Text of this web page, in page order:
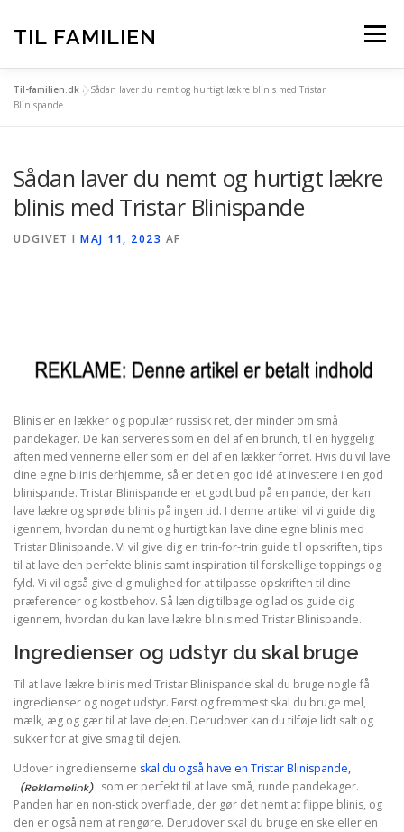
indhold
TIL FAMILIEN Menu
FORSIDE
TIL-FAMILIEN.DK – BAG OM
Til-familien.dk »Sådan laver du nemt og hurtigt lækre blinis med Tristar
Blinispande
Sådan laver du nemt og hurtigt lækre
blinis med Tristar Blinispande
UDGIVET I MAJ 11, 2023 AF
Blinis er en lækker og populær russisk ret, der minder om små
pandekager. De kan serveres som en del af en brunch, til en hyggelig
aften med vennerne eller som en del af en lækker forret. Hvis du vil lave
dine egne blinis derhjemme, så er det en god idé at investere i en god
blinispande. Tristar Blinispande er et godt bud på en pande, der kan
lave lækre og sprøde blinis på ingen tid. I denne artikel vil vi guide dig
igennem, hvordan du nemt og hurtigt kan lave dine egne blinis med
Tristar Blinispande. Vi vil give dig en trin-for-trin guide til opskriften, tips
til at lave den perfekte blinis samt inspiration til forskellige toppings og
fyld. Vi vil også give dig mulighed for at tilpasse opskriften til dine
præferencer og kostbehov. Så læn dig tilbage og lad os guide dig
igennem, hvordan du kan lave lækre blinis med Tristar Blinispande.
Ingredienser og udstyr du skal bruge
Til at lave lækre blinis med Tristar Blinispande skal du bruge nogle få
ingredienser og noget udstyr. Først og fremmest skal du bruge mel,
mælk, æg og gær til at lave dejen. Derudover kan du tilføje lidt salt og
sukker for at give smag til dejen.
Udover ingredienserne skal du også have en Tristar Blinispande,
som er perfekt til at lave små, runde pandekager.
Panden har en non-stick overflade, der gør det nemt at flippe blinis, og
den er også nem at rengøre. Derudover skal du bruge en ske eller en